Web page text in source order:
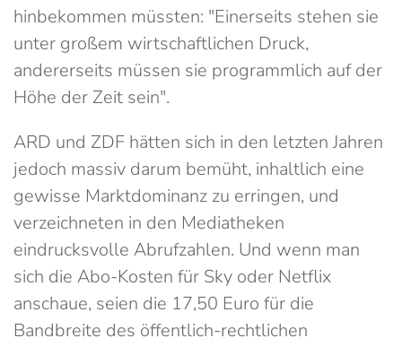
hinbekommen müssten: "Einerseits stehen sie
unter großem wirtschaftlichen Druck,
andererseits müssen sie programmlich auf der
Höhe der Zeit sein".
ARD und ZDF hätten sich in den letzten Jahren
jedoch massiv darum bemüht, inhaltlich eine
gewisse Marktdominanz zu erringen, und
verzeichneten in den Mediatheken
eindrucksvolle Abrufzahlen. Und wenn man
sich die Abo-Kosten für Sky oder Netflix
anschaue, seien die 17,50 Euro für die
Bandbreite des öffentlich-rechtlichen